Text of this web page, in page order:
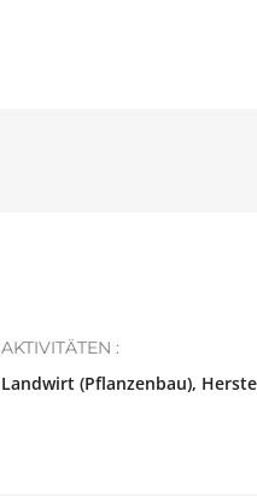
AKTIVITÄTEN :
Landwirt (Pflanzenbau),